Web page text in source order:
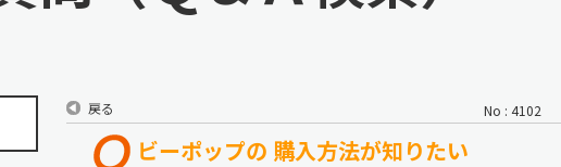
戻る No : 4102
ビーポップの 購入方法が知りたい